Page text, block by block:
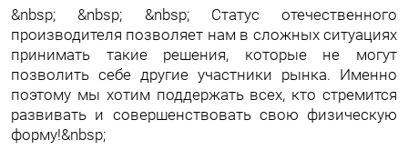
&nbsp; &nbsp; &nbsp; Статус отечественного
производителя позволяет нам в сложных ситуациях
принимать такие решения, которые не могут
позволить себе другие участники рынка. Именно
поэтому мы хотим поддержать всех, кто стремится
развивать и совершенствовать свою физическую
форму!&nbsp;